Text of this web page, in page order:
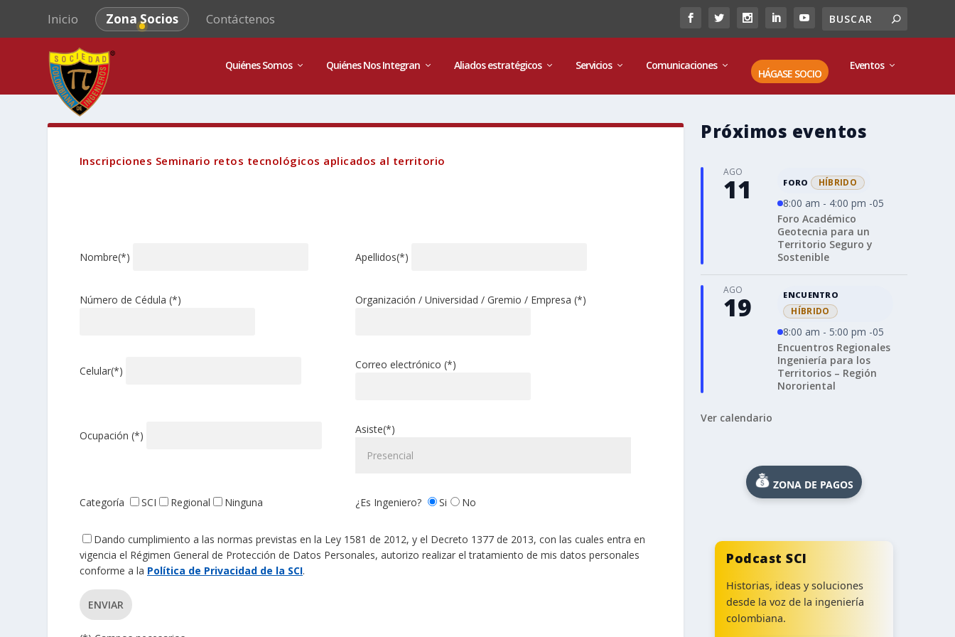
Inicio Zona Socios Contáctenos
Quiénes Somos Quiénes Nos Integran Aliados estratégicos Servicios Comunicaciones
HÁGASE SOCIO
Eventos
Inscripciones Seminario retos tecnológicos aplicados al territorio
Nombre(*) Apellidos(*)
Número de Cédula (*) Organización / Universidad / Gremio / Empresa (*)
Celular(*) Correo electrónico (*)
Ocupación (*) Asiste(*)
Categoría SCI Regional Ninguna ¿Es Ingeniero? Si No
Dando cumplimiento a las normas previstas en la Ley 1581 de 2012, y el Decreto 1377 de 2013, con las cuales entra en
vigencia el Régimen General de Protección de Datos Personales, autorizo realizar el tratamiento de mis datos personales
conforme a la Política de Privacidad de la SCI.
ENVIAR
Próximos eventos
AGO
11 FORO HÍBRIDO
8:00 am - 4:00 pm -05
Foro Académico
Geotecnia para un
Territorio Seguro y
Sostenible
AGO
19 ENCUENTRO
HÍBRIDO
8:00 am - 5:00 pm -05
Encuentros Regionales
Ingeniería para los
Territorios – Región
Nororiental
Ver calendario
ZONA DE PAGOS
Podcast SCI
Historias, ideas y soluciones
desde la voz de la ingeniería
colombiana.